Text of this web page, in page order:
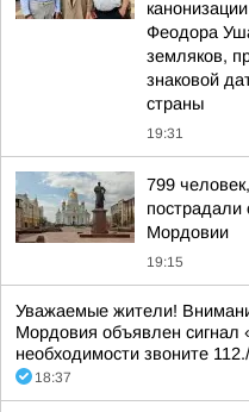
Феодора
земляков,
знаковой
страны
19:31
799
пострадали
Мордовии
19:15
Уважаемые жители!
Мордовия объявлен сигнал
необходимости звоните
18:37